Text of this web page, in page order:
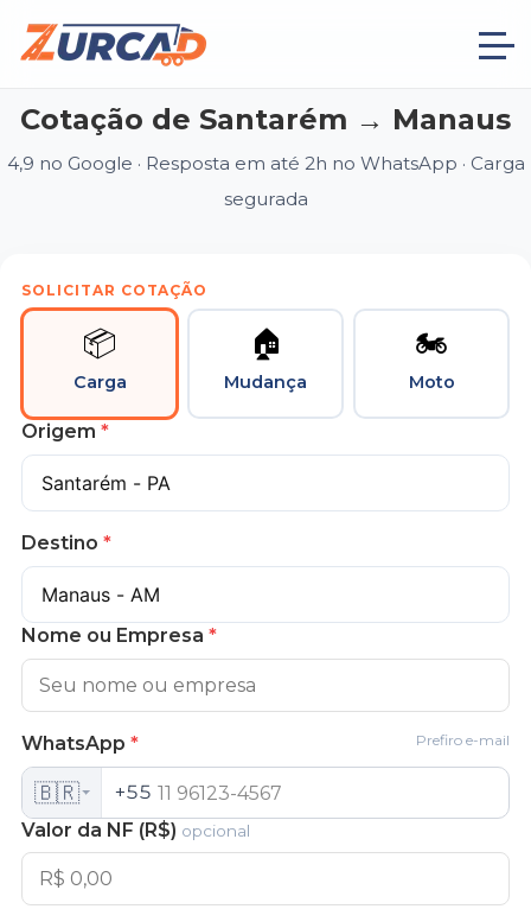
Cotação de Santarém → Manaus
4,9 no Google · Resposta em até 2h no WhatsApp · Carga
segurada
SOLICITAR COTAÇÃO
📦
Carga
🏠
Mudança
🏍
Moto
Origem *
Destino *
Nome ou Empresa *
WhatsApp * Prefiro e-mail
🇧🇷
+55
Valor da NF (R$) opcional